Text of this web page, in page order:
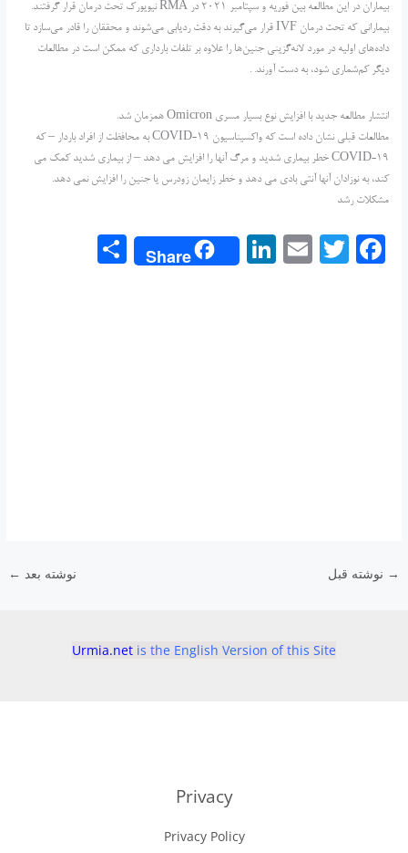
بیماران در این مطالعه بین فوریه و سپتامبر 2021 در RMA نیویورک تحت درمان قرار گرفتند.
بیمارانی که تحت درمان IVF قرار می‌گیرند به دقت ردیابی می‌شوند و محققان را قادر می‌سازد تا
داده‌های اولیه در مورد لانه‌گزینی جنین‌ها را علاوه بر تلفات بارداری که ممکن است در مطالعات
دیگر کم‌شماری شود، به دست آورند. .
انتشار مطالعه جدید با افزایش نوع بسیار مسری Omicron همزمان شد.
مطالعات قبلی نشان داده است که واکسیناسیون COVID-19 به محافظت از افراد باردار – که
COVID-19 خطر بیماری شدید و مرگ آنها را افزایش می دهد – از بیماری شدید کمک می
کند، به نوزادان آنها آنتی بادی می دهد و خطر زایمان زودرس یا جنین را افزایش نمی دهد.
مشکلات رشد
F
T
E
Li
n
Share
→ نوشته قبل نوشته بعد ←
Urmia.net is the English Version of this Site
Privacy
Privacy Policy